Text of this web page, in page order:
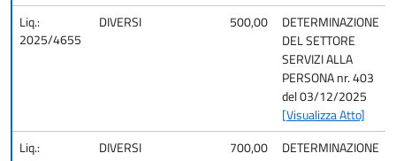
Liq.:
2025/4655
DIVERSI 500,00
DETERMINAZIONE
DEL SETTORE
SERVIZI ALLA
PERSONA nr. 403
del 03/12/2025
[Visualizza Atto]
Liq.:
DIVERSI 700,00
DETERMINAZIONE